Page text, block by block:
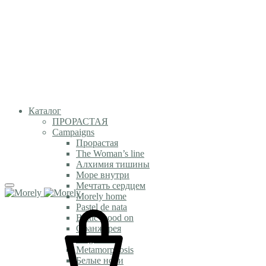
Каталог
ПРОРАСТАЯ
Campaigns
Прорастая
The Woman’s line
Алхимия тишины
Море внутри
Мечтать сердцем
Morely home
Pastel de nata
Baltic mood on
Оранжерея
Magic time
Metamorphosis
Белые ночи